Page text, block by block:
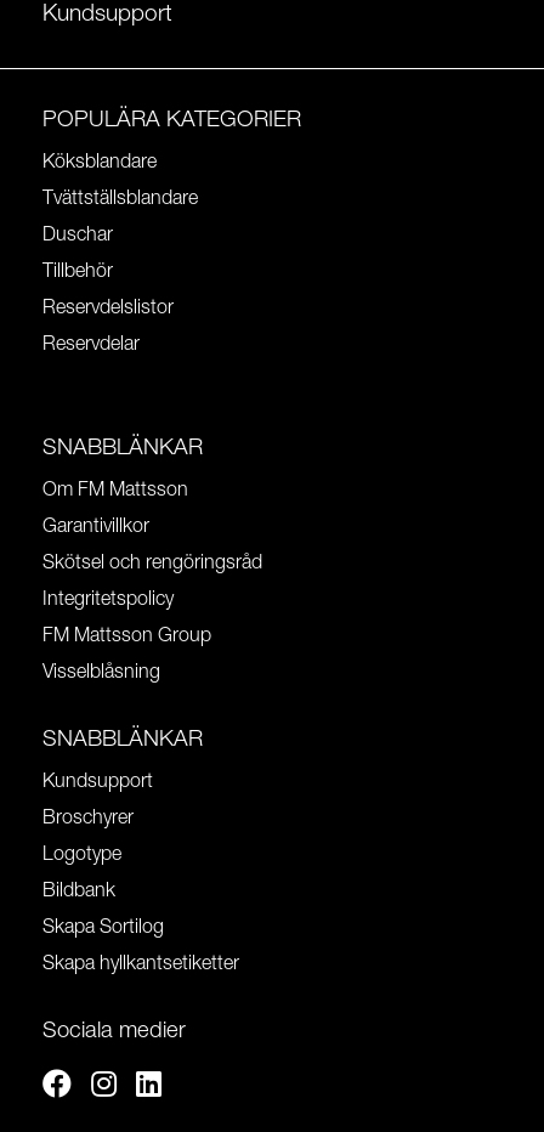
Kundsupport
POPULÄRA KATEGORIER
Köksblandare
Tvättställsblandare
Duschar
Tillbehör
Reservdelslistor
Reservdelar
SNABBLÄNKAR
Om FM Mattsson
Garantivillkor
Skötsel och rengöringsråd
Integritetspolicy
FM Mattsson Group
Visselblåsning
SNABBLÄNKAR
Kundsupport
Broschyrer
Logotype
Bildbank
Skapa Sortilog
Skapa hyllkantsetiketter
Sociala medier
FacebookInstagram